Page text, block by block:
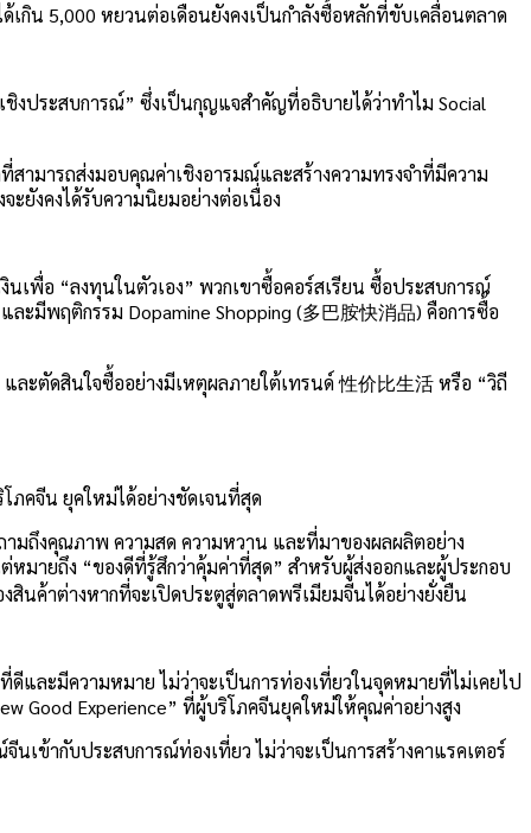
กิน 5,000 หยวนต่อเดือนยังคงเป็นกำลังซื้อหลักที่ขับเคลื่อนตลาด
งประสบการณ์” ซึ่งเป็นกุญแจสำคัญที่อธิบายได้ว่าทำไม Social
ามารถส่งมอบคุณค่าเชิงอารมณ์และสร้างความทรงจำที่มีความ
ยังคงได้รับความนิยมอย่างต่อเนื่อง
เพื่อ “ลงทุนในตัวเอง” พวกเขาซื้อคอร์สเรียน ซื้อประสบการณ์
มีพฤติกรรม Dopamine Shopping (多巴胺快消品) คือการซื้อ
ละตัดสินใจซื้ออย่างมีเหตุผลภายใต้เทรนด์ 性价比生活 หรือ “วิถี
ภคจีน ยุคใหม่ได้อย่างชัดเจนที่สุด
มถึงคุณภาพ ความสด ความหวาน และที่มาของผลผลิตอย่าง
มายถึง “ของดีที่รู้สึกว่าคุ้มค่าที่สุด” สำหรับผู้ส่งออกและผู้ประกอบ
นค้าต่างหากที่จะเปิดประตูสู่ตลาดพรีเมียมจีนได้อย่างยั่งยืน
และมีความหมาย ไม่ว่าจะเป็นการท่องเที่ยวในจุดหมายที่ไม่เคยไป
Good Experience” ที่ผู้บริโภคจีนยุคใหม่ให้คุณค่าอย่างสูง
เข้ากับประสบการณ์ท่องเที่ยว ไม่ว่าจะเป็นการสร้างคาแรคเตอร์